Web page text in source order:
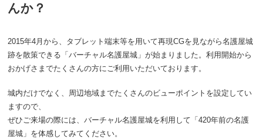
んか？
2015年4月から、タブレット端末等を用いて再現CGを見ながら名護屋城
跡を散策できる「バーチャル名護屋城」が始まりました。利用開始から
おかげさまでたくさんの方にご利用いただいております。
城内だけでなく、周辺地域までたくさんのビューポイントを設定してい
ますので、
ぜひご来場の際には、バーチャル名護屋城を利用して「420年前の名護
屋城」を体感してみてください。